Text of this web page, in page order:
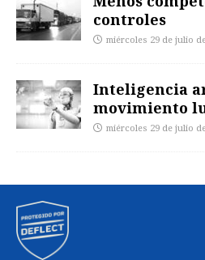
controles
miércoles 29 de julio
Inteligencia
movimiento
miércoles 29 de julio